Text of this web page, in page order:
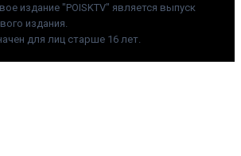
издание "POISKTV" является выпуск
издания.
для лиц старше 16 лет.